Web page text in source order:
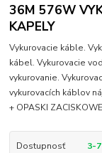
36M 576W
KAPELY
Vykurovacie káble.
kábel. Vykurovacie
vykurovanie.
vykurovacích káblov
+ OPASKI
Dostupnosť 3-